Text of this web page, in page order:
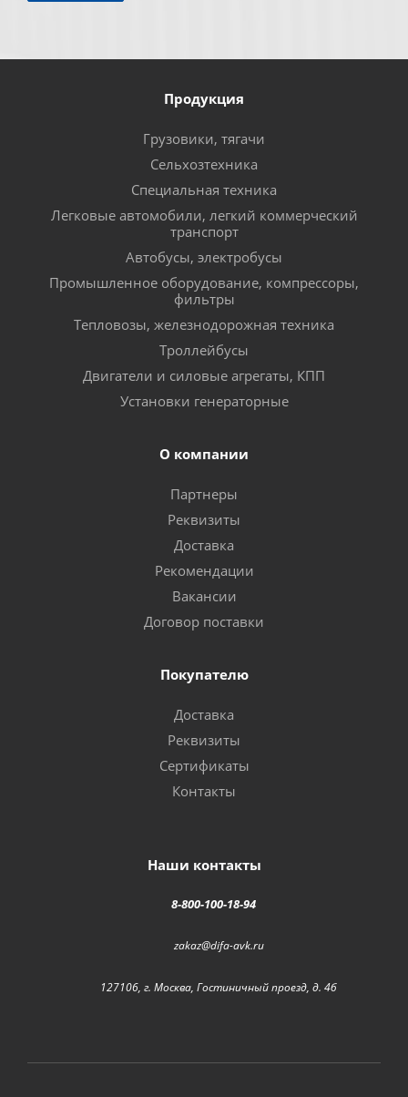
Продукция
Грузовики, тягачи
Сельхозтехника
Специальная техника
Легковые автомобили, легкий коммерческий
транспорт
Автобусы, электробусы
Промышленное оборудование, компрессоры,
фильтры
Тепловозы, железнодорожная техника
Троллейбусы
Двигатели и силовые агрегаты, КПП
Установки генераторные
О компании
Партнеры
Реквизиты
Доставка
Рекомендации
Вакансии
Договор поставки
Покупателю
Доставка
Реквизиты
Сертификаты
Контакты
Наши контакты
8-800-100-18-94
zakaz@difa-avk.ru
127106, г. Москва, Гостиничный проезд, д. 4б